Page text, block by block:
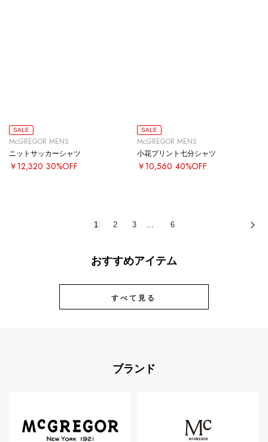
SALE
McGREGOR MENS
ニットサッカーシャツ
￥12,320 30%OFF
SALE
McGREGOR MENS
小花プリント七分シャツ
￥10,560 40%OFF
1 2 3 … 6
おすすめアイテム
すべて見る
ブランド